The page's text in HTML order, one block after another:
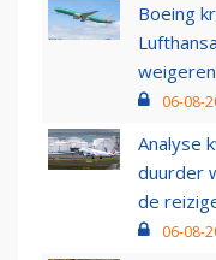
Boeing
weigeren
06-08-
Analyse
duurder
de
06-08-